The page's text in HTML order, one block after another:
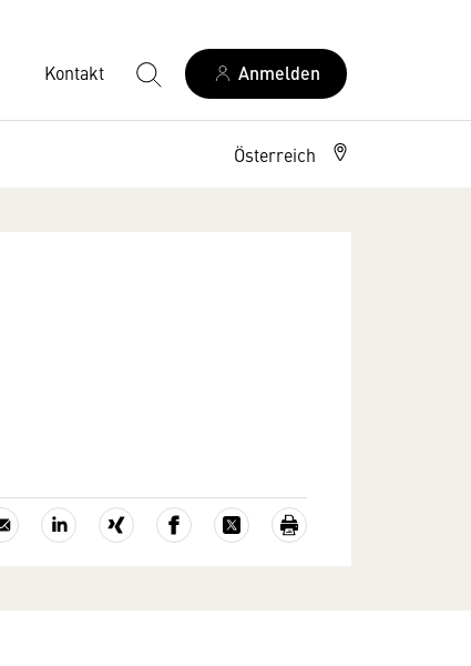
Kontakt Anmelden
Österreich